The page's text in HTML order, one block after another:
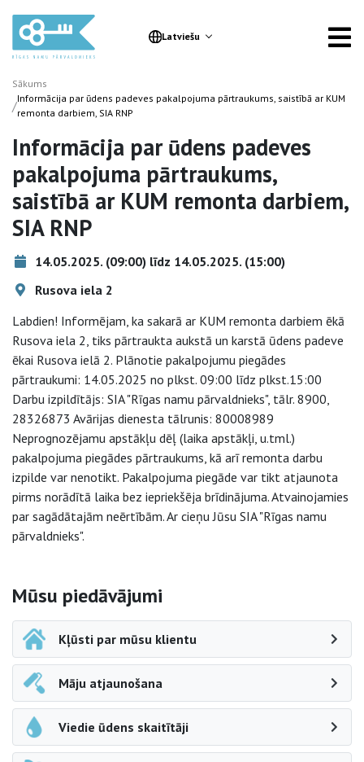
Latviešu
Sākums
/Informācija par ūdens padeves pakalpojuma pārtraukums, saistībā ar KUM
remonta darbiem, SIA RNP
Informācija par ūdens padeves
pakalpojuma pārtraukums,
saistībā ar KUM remonta darbiem,
SIA RNP
14.05.2025. (09:00) līdz 14.05.2025. (15:00)
Rusova iela 2
Labdien! Informējam, ka sakarā ar KUM remonta darbiem ēkā
Rusova iela 2, tiks pārtraukta aukstā un karstā ūdens padeve
ēkai Rusova ielā 2. Plānotie pakalpojumu piegādes
pārtraukumi: 14.05.2025 no plkst. 09:00 līdz plkst.15:00
Darbu izpildītājs: SIA "Rīgas namu pārvaldnieks", tālr. 8900,
28326873 Avārijas dienesta tālrunis: 80008989
Neprognozējamu apstākļu dēļ (laika apstākļi, u.tml.)
pakalpojuma piegādes pārtraukums, kā arī remonta darbu
izpilde var nenotikt. Pakalpojuma piegāde var tikt atjaunota
pirms norādītā laika bez iepriekšēja brīdinājuma. Atvainojamies
par sagādātajām neērtībām. Ar cieņu Jūsu SIA "Rīgas namu
pārvaldnieks".
Sāna navigācija
Mūsu piedāvājumi
Kļūsti par mūsu klientu
Māju atjaunošana
Viedie ūdens skaitītāji